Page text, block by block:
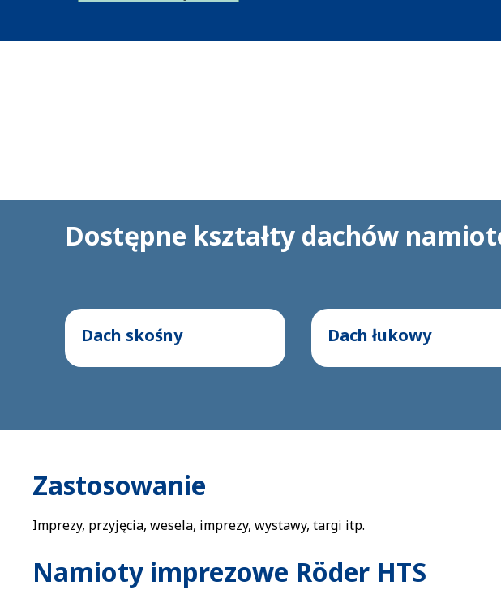
Dostępne kształty dachów
Dach skośny Dach łukowy
Zastosowanie
Imprezy, przyjęcia, wesela, imprezy, wystawy, targi itp.
Namioty imprezowe Röder HTS